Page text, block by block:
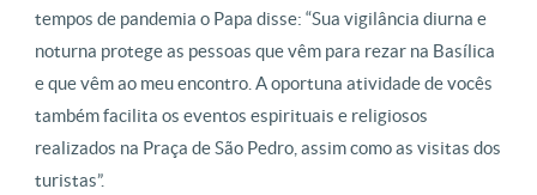
tempos de pandemia o Papa disse: “Sua vigilância diurna e
noturna protege as pessoas que vêm para rezar na Basílica
e que vêm ao meu encontro. A oportuna atividade de vocês
também facilita os eventos espirituais e religiosos
realizados na Praça de São Pedro, assim como as visitas dos
turistas”.